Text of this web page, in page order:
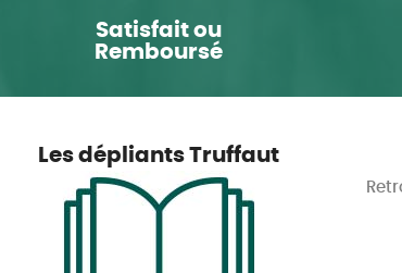
Satisfait ou
Remboursé
Les dépliants Truffaut